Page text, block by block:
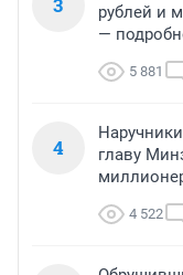
3
рублей и
—
5 881
4
главу
4 522